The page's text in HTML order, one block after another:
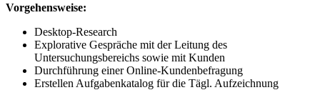
Vorgehensweise:
Desktop-Research
Explorative Gespräche mit der Leitung des
Untersuchungsbereichs sowie mit Kunden
Durchführung einer Online-Kundenbefragung
Erstellen Aufgabenkatalog für die Tägl. Aufzeichnung